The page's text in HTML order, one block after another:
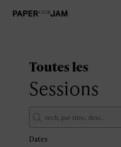
Toutes les
Sessions
Dates